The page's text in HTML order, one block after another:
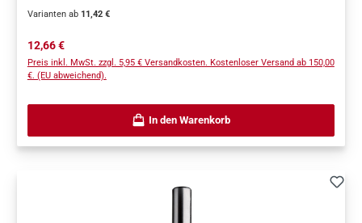
Varianten ab11,42 €
Regulärer Preis:
12,66 €
Preis inkl. MwSt. zzgl. 5,95 € Versandkosten. Kostenloser Versand ab 150,00
€. (EU abweichend).
In den Warenkorb